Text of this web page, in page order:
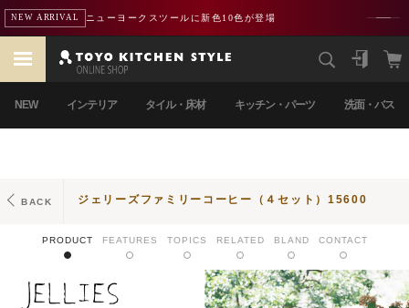
NEW ARRIVAL ニューヨークスツールに新色10色が登場
NEW インテリア タイル・床材 キッチン・パーツ 洗面・バス
BACK ジェリーズファミリーコーヒー（４セット）15600
PRODUCT FEATURES TOPICS RELATED BLAND CONTACT